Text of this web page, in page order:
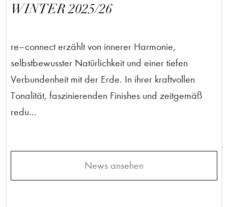
WINTER 2025/26
re–connect erzählt von innerer Harmonie,
selbstbewusster Natürlichkeit und einer tiefen
Verbundenheit mit der Erde. In ihrer kraftvollen
Tonalität, faszinierenden Finishes und zeitgemäß
redu...
News ansehen